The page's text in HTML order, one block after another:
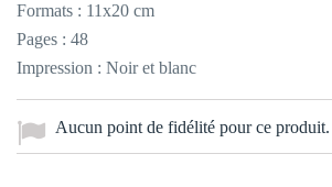
Formats : 11x20 cm
Pages : 48
Impression : Noir et blanc
Aucun point de fidélité pour ce produit.